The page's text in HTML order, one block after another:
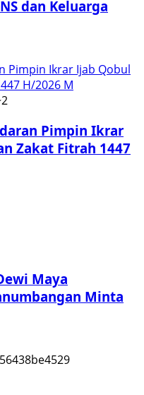
dan Keluarga
Pimpin Ikrar Ijab Qobul
H/2026 M
Pimpin Ikrar
Zakat Fitrah 1447
Maya
Minta